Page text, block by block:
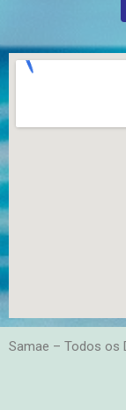
Samae – Todos os